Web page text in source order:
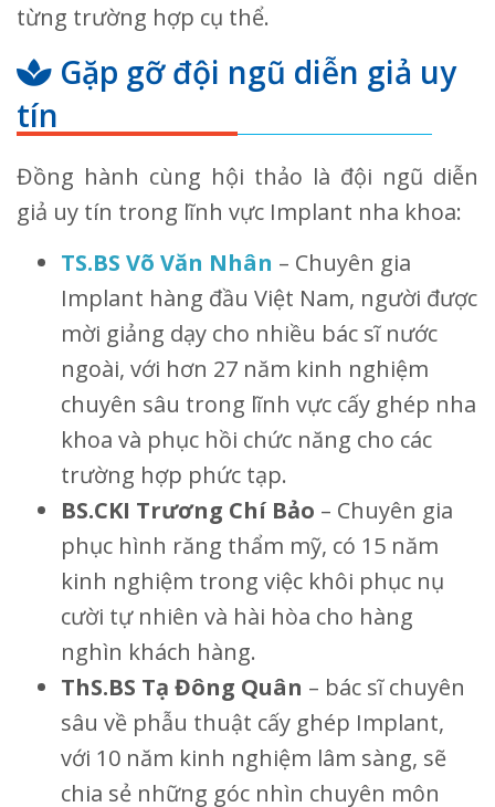
từng trường hợp cụ thể.
Gặp gỡ đội ngũ diễn giả uy
tín
Đồng hành cùng hội thảo là đội ngũ diễn
giả uy tín trong lĩnh vực Implant nha khoa:
TS.BS Võ Văn Nhân – Chuyên gia
Implant hàng đầu Việt Nam, người được
mời giảng dạy cho nhiều bác sĩ nước
ngoài, với hơn 27 năm kinh nghiệm
chuyên sâu trong lĩnh vực cấy ghép nha
khoa và phục hồi chức năng cho các
trường hợp phức tạp.
BS.CKI Trương Chí Bảo – Chuyên gia
phục hình răng thẩm mỹ, có 15 năm
kinh nghiệm trong việc khôi phục nụ
cười tự nhiên và hài hòa cho hàng
nghìn khách hàng.
ThS.BS Tạ Đông Quân – bác sĩ chuyên
sâu về phẫu thuật cấy ghép Implant,
với 10 năm kinh nghiệm lâm sàng, sẽ
chia sẻ những góc nhìn chuyên môn